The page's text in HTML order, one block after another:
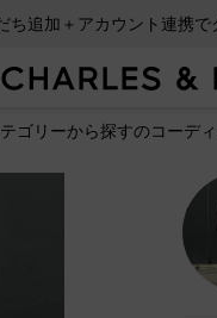
ち追加＋アカウント連携で
ゴリーから探すのコーデ